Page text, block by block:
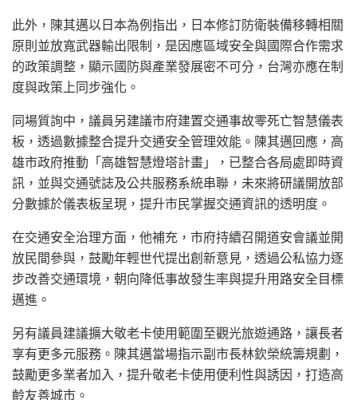
此外，陳其邁以日本為例指出，日本修訂防衛裝備移轉相關
原則並放寬武器輸出限制，是因應區域安全與國際合作需求
的政策調整，顯示國防與產業發展密不可分，台灣亦應在制
度與政策上同步強化。
同場質詢中，議員另建議市府建置交通事故零死亡智慧儀表
板，透過數據整合提升交通安全管理效能。陳其邁回應，高
雄市政府推動「高雄智慧燈塔計畫」，已整合各局處即時資
訊，並與交通號誌及公共服務系統串聯，未來將研議開放部
分數據於儀表板呈現，提升市民掌握交通資訊的透明度。
在交通安全治理方面，他補充，市府持續召開道安會議並開
放民間參與，鼓勵年輕世代提出創新意見，透過公私協力逐
步改善交通環境，朝向降低事故發生率與提升用路安全目標
邁進。
另有議員建議擴大敬老卡使用範圍至觀光旅遊通路，讓長者
享有更多元服務。陳其邁當場指示副市長林欽榮統籌規劃，
鼓勵更多業者加入，提升敬老卡使用便利性與誘因，打造高
齡友善城市。